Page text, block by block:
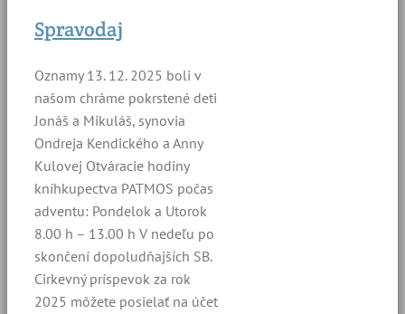
Spravodaj
Oznamy 13. 12. 2025 boli v
našom chráme pokrstené deti
Jonáš a Mikuláš, synovia
Ondreja Kendického a Anny
Kulovej Otváracie hodiny
kníhkupectva PATMOS počas
adventu: Pondelok a Utorok
8.00 h – 13.00 h V nedeľu po
skončení dopoludňajších SB.
Cirkevný príspevok za rok
2025 môžete posielať na účet